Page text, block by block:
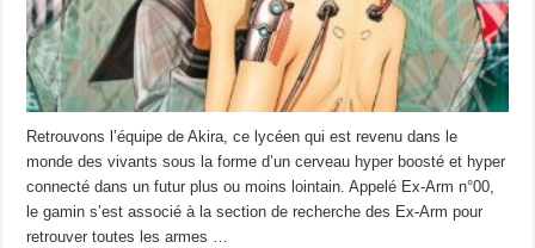
Retrouvons l’équipe de Akira, ce lycéen qui est revenu dans le
monde des vivants sous la forme d’un cerveau hyper boosté et hyper
connecté dans un futur plus ou moins lointain. Appelé Ex-Arm n°00,
le gamin s’est associé à la section de recherche des Ex-Arm pour
retrouver toutes les armes …